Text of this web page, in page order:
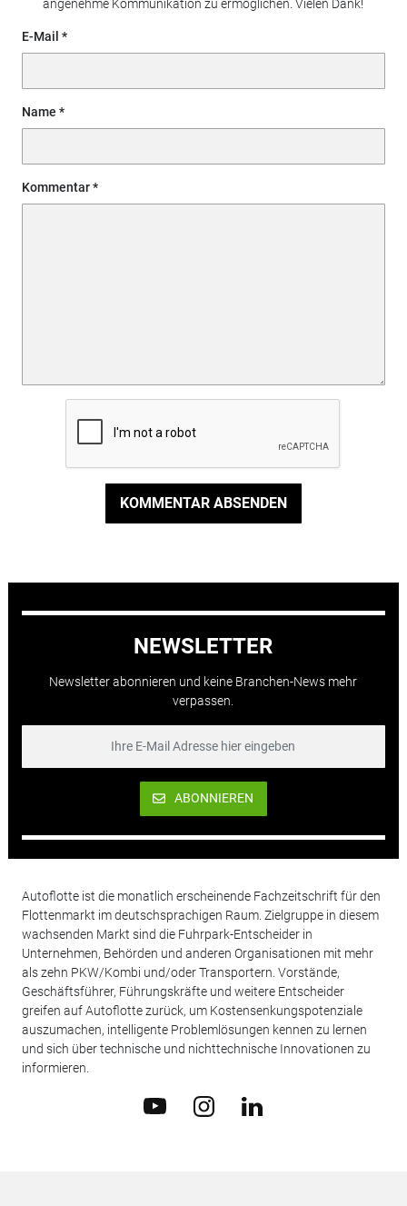
angenehme Kommunikation zu ermöglichen. Vielen Dank!
E-Mail
Name
Kommentar
KOMMENTAR ABSENDEN
NEWSLETTER
Newsletter abonnieren und keine Branchen-News mehr
verpassen.
ABONNIEREN
Autoflotte ist die monatlich erscheinende Fachzeitschrift für den
Flottenmarkt im deutschsprachigen Raum. Zielgruppe in diesem
wachsenden Markt sind die Fuhrpark-Entscheider in
Unternehmen, Behörden und anderen Organisationen mit mehr
als zehn PKW/Kombi und/oder Transportern. Vorstände,
Geschäftsführer, Führungskräfte und weitere Entscheider
greifen auf Autoflotte zurück, um Kostensenkungspotenziale
auszumachen, intelligente Problemlösungen kennen zu lernen
und sich über technische und nichttechnische Innovationen zu
informieren.